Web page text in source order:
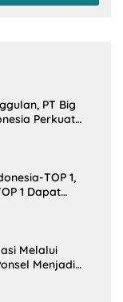
PT Big
Perkuat
TOP 1,
1 Dapat
Melalui
Menjadi